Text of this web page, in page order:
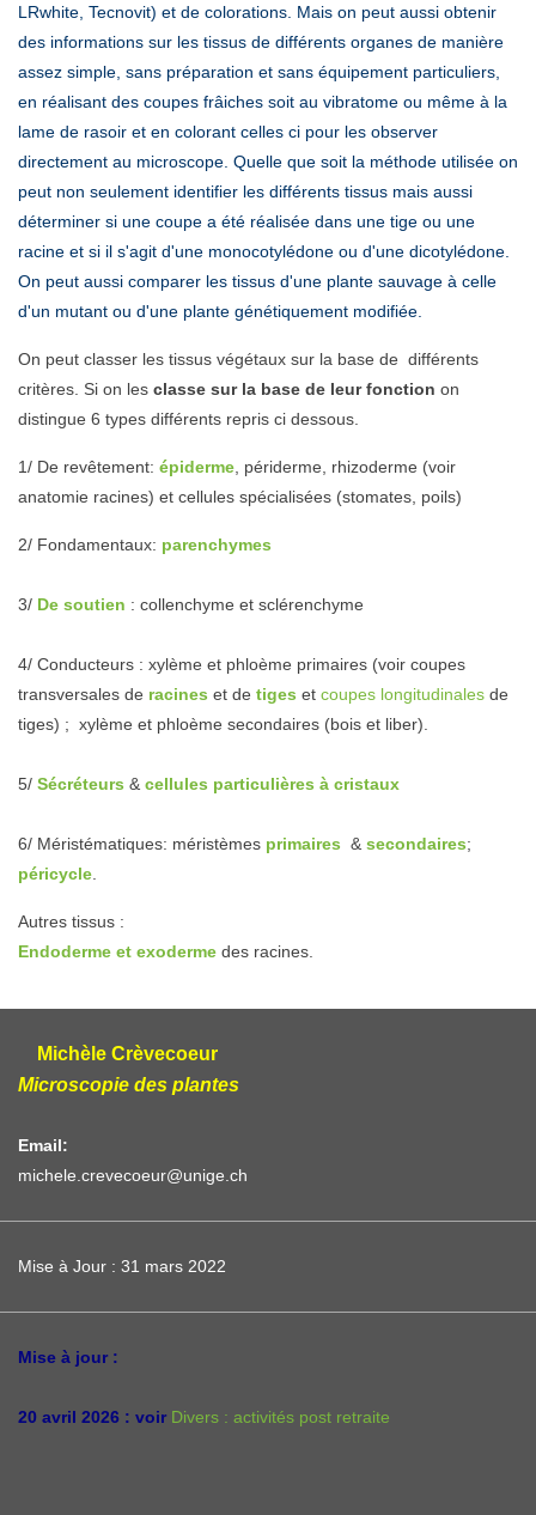
LRwhite, Tecnovit) et de colorations. Mais on peut aussi obtenir
des informations sur les tissus de différents organes de manière
assez simple, sans préparation et sans équipement particuliers,
en réalisant des coupes frâiches soit au vibratome ou même à la
lame de rasoir et en colorant celles ci pour les observer
directement au microscope. Quelle que soit la méthode utilisée on
peut non seulement identifier les différents tissus mais aussi
déterminer si une coupe a été réalisée dans une tige ou une
racine et si il s'agit d'une monocotylédone ou d'une dicotylédone.
On peut aussi comparer les tissus d'une plante sauvage à celle
d'un mutant ou d'une plante génétiquement modifiée.
On peut classer les tissus végétaux sur la base de différents
critères. Si on les classe sur la base de leur fonction on
distingue 6 types différents repris ci dessous.
1/ De revêtement: épiderme , périderme, rhizoderme (voir
anatomie racines) et cellules spécialisées (stomates, poils)
2/ Fondamentaux: parenchymes
3/ De soutien : collenchyme et sclérenchyme
4/ Conducteurs : xylème et phloème primaires (voir coupes
transversales de racines et de tiges et coupes longitudinales de
tiges) ; xylème et phloème secondaires (bois et liber).
5/ Sécréteurs & cellules particulières à cristaux
6/ Méristématiques: méristèmes primaires & secondaires;
péricycle
Autres tissus :
Endoderme et exoderme des racines.
Michèle Crèvecoeur
Microscopie des plantes
Email:
michele.crevecoeur@unige.ch
Mise à Jour : 31 mars 2022
Mise à jour :
20 avril 2026 : voir Divers : activités post retraite